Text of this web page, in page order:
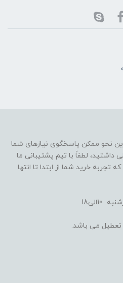
نحو ممکن پاسخگوی نیازهای شما
داشتید، لطفاً با تیم پشتیبانی ما
خرید شما از ابتدا تا انتها
تعطیل می باشد.